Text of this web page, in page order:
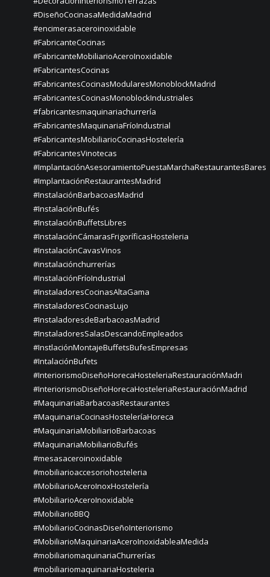
#DiseñoCocinasaMedidaMadrid
#encimerasaceroinoxidable
#FabricanteCocinas
#FabricanteMobiliarioAceroInoxidable
#FabricantesCocinas
#FabricantesCocinasModularesMonoblockMadrid
#FabricantesCocinasMonoblockIndustriales
#fabricantesmaquinariachurrería
#FabricantesMaquinariaFríoIndustrial
#FabricantesMobiliarioCocinasHostelería
#FabricantesVinotecas
#ImplantaciónAsesoramientoPuestaMarchaRestaurantesBares
#ImplantaciónRestaurantesMadrid
#InstalaciónBarbacoasMadrid
#InstalaciónBufés
#InstalaciónBuffetsLibres
#InstalaciónCámarasFrigoríficasHosteleria
#InstalaciónCavasVinos
#instalaciónchurrerías
#InstalaciónFríoIndustrial
#InstaladoresCocinasAltaGama
#InstaladoresCocinasLujo
#InstaladoresdeBarbacoasMadrid
#InstaladoresSalasDescandoEmpleados
#InstlaciónMontajeBuffetsBufesEmpresas
#IntalaciónBufets
#InteriorismoDiseñoHorecaHosteleriaRestauraciónMadri
#InteriorismoDiseñoHorecaHosteleriaRestauraciónMadrid
#MaquinariaBarbacoasRestaurantes
#MaquinariaCocinasHosteleríaHoreca
#MaquinariaMobiliarioBarbacoas
#MaquinariaMobiliarioBufés
#mesasaceroinoxidable
#mobiliarioaccesoriohosteleria
#MobiliarioAceroInoxHostelería
#MobiliarioAceroInoxidable
#MobiliarioBBQ
#MobiliarioCocinasDiseñoInteriorismo
#MobiliarioMaquinariaAceroInoxidableaMedida
#mobiliariomaquinariaChurrerías
#mobiliariomaquinariaHosteleria